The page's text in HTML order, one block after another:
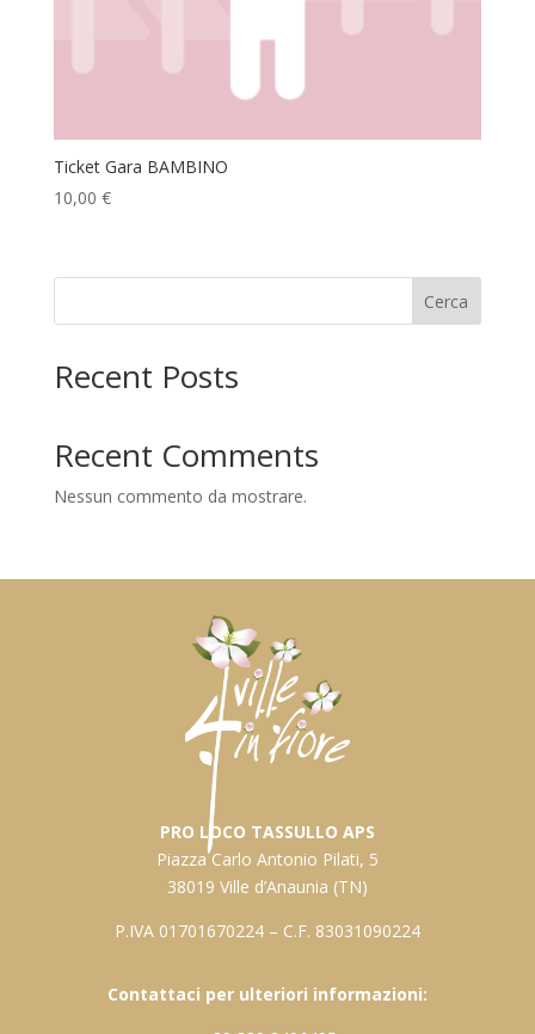
Ticket Gara BAMBINO
10,00 €
Cerca
Recent Posts
Recent Comments
Nessun commento da mostrare.
PRO LOCO TASSULLO APS
Piazza Carlo Antonio Pilati, 5
38019 Ville d’Anaunia (TN)
P.IVA 01701670224 – C.F. 83031090224
Contattaci per ulteriori informazioni: